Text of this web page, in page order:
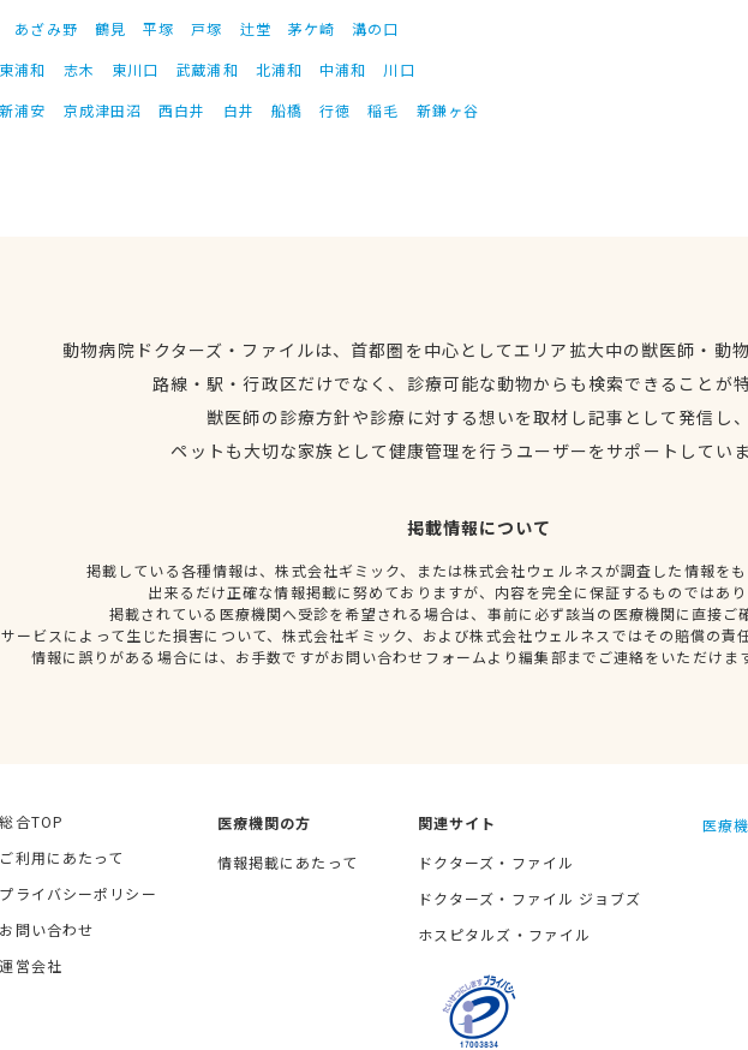
あざみ野 鶴見 平塚 戸塚 辻堂 茅ケ崎
溝の口
東浦和 志木 東川口 武蔵浦和 北浦和 中浦和
川口
新浦安 京成津田沼 西白井 白井 船橋 行徳 稲毛 新鎌ヶ谷
動物病院ドクターズ・ファイルは、首都圏を中心としてエリア拡大中の獣医師・動
路線・駅・行政区だけでなく、診療可能な動物からも検索できることが
獣医師の診療方針や診療に対する想いを取材し記事として発信し
ペットも大切な家族として健康管理を行うユーザーをサポートしてい
掲載情報について
掲載している各種情報は、株式会社ギミック、または株式会社ウェルネスが調査した情報を
出来るだけ正確な情報掲載に努めておりますが、内容を完全に保証するものではあ
掲載されている医療機関へ受診を希望される場合は、事前に必ず該当の医療機関に直接ご
ービスによって生じた損害について、株式会社ギミック、および株式会社ウェルネスではその賠償の責
情報に誤りがある場合には、お手数ですがお問い合わせフォームより編集部までご連絡をいただけま
総合TOP
ご利用にあたって
プライバシーポリシー
お問い合わせ
運営会社
医療機関の方
情報掲載にあたって
関連サイト
ドクターズ・ファイル
ドクターズ・ファイル ジョブズ
ホスピタルズ・ファイル
医療